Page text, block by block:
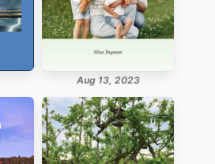
Aug 13, 2023